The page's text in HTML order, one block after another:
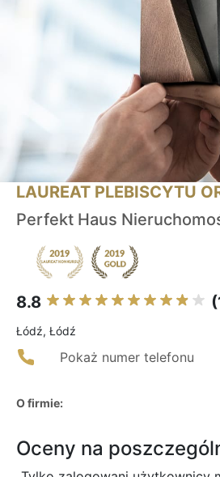
LAUREAT PLEBISCYTU
Perfekt Haus
8.8
Łódź, Łódź
Pokaż numer telefonu
O firmie:
Oceny na